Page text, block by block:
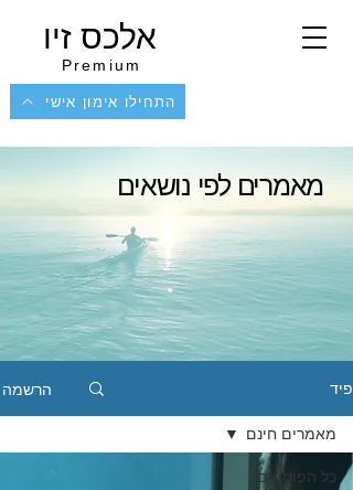
אלכס זיו
Premium
התחילו אימון אישי
מאמרים לפי נושאים
פיד הרשמה
כל הפוסטים
מאמרים חינם